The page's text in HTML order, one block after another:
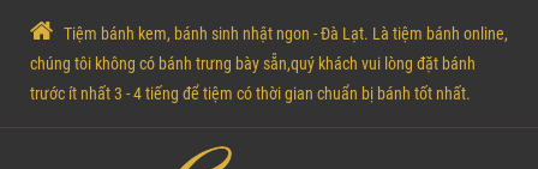
Tiệm bánh kem, bánh sinh nhật ngon - Đà Lạt. Là tiệm bánh online,
chúng tôi không có bánh trưng bày sẵn,quý khách vui lòng đặt bánh
trước ít nhất 3 - 4 tiếng để tiệm có thời gian chuẩn bị bánh tốt nhất.